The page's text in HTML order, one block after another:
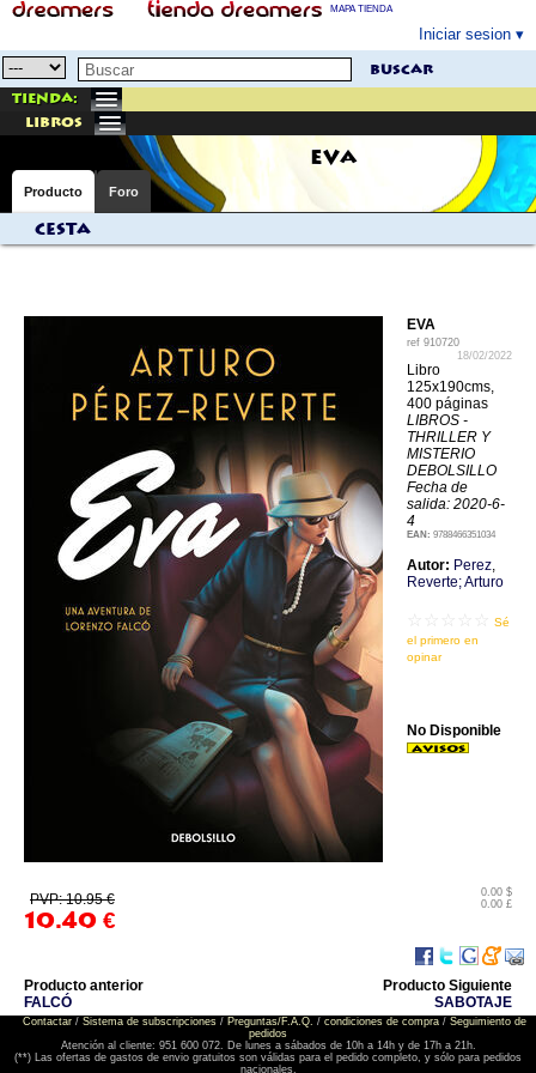
MAPA TIENDA
Iniciar sesion
buscar
Tienda:
libros
EVA
Producto Foro
Cesta
EVA
ref 910720
18/02/2022
Libro
125x190cms,
400 páginas
LIBROS -
THRILLER Y
MISTERIO
DEBOLSILLO
Fecha de
salida: 2020-6-
4
EAN: 9788466351034
Autor: Perez,
Reverte; Arturo
Sé
el primero en
opinar
PVP: 10.95 €
10.40 €
0.00 $
0.00 £
No Disponible
Producto anterior
FALCÓ
Producto Siguiente
SABOTAJE
Contactar/ Sistema de subscripciones/ Preguntas/F.A.Q. / condiciones de compra/ Seguimiento de
pedidos
Atención al cliente: 951 600 072. De lunes a sábados de 10h a 14h y de 17h a 21h.
(**) Las ofertas de gastos de envio gratuitos son válidas para el pedido completo, y sólo para pedidos
nacionales.